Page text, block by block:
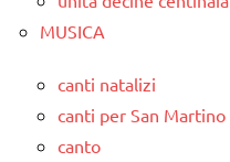
MUSICA
canti natalizi
canti per San Martino
canto